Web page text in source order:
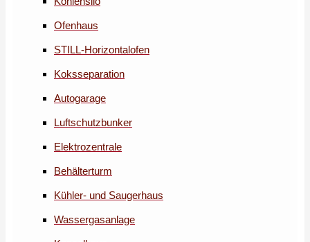
Ofenhaus
STILL-Horizontalofen
Koksseparation
Autogarage
Luftschutzbunker
Elektrozentrale
Behälterturm
Kühler- und Saugerhaus
Wassergasanlage